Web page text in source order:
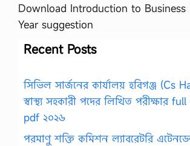
Download Introduction to Business
Year suggestion
Recent Posts
সিভিল সার্জনের কার্যালয় হবিগঞ্জ (Cs
স্বাস্থ্য সহকারী পদের লিখিত পরীক্ষার full
pdf ২০২৬
পরমাণু শক্তি কমিশন ল্যাবরেটরি